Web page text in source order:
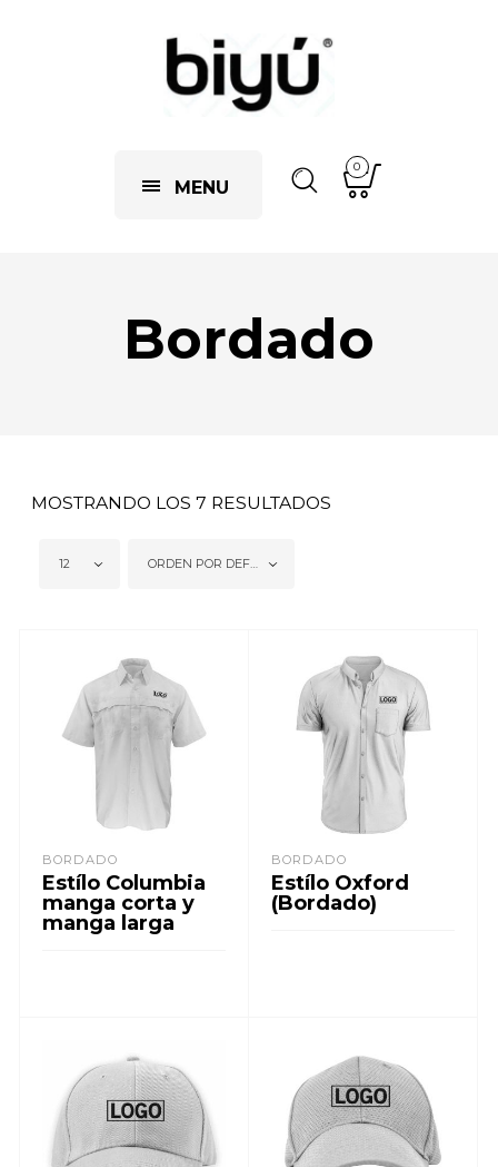
MENU
0
Bordado
MOSTRANDO LOS 7 RESULTADOS
12 ORDEN POR DEFECTO
BORDADO
Estílo Columbia
manga corta y
manga larga
BORDADO
Estílo Oxford
(Bordado)